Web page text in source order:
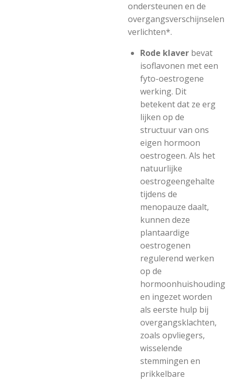
ondersteunen en de
overgangsverschijnselen
verlichten*.
Rode klaver bevat
isoflavonen met een
fyto-oestrogene
werking. Dit
betekent dat ze erg
lijken op de
structuur van ons
eigen hormoon
oestrogeen. Als het
natuurlijke
oestrogeengehalte
tijdens de
menopauze daalt,
kunnen deze
plantaardige
oestrogenen
regulerend werken
op de
hormoonhuishouding
en ingezet worden
als eerste hulp bij
overgangsklachten,
zoals opvliegers,
wisselende
stemmingen en
prikkelbare